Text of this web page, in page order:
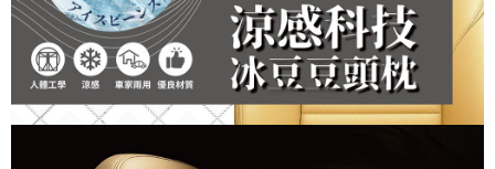
５．嚴禁一人註冊多個帳號或使用他人資訊註冊。若發現惡意使用之情形，
恩沛科技股份有限公司將有權停止該用戶之使用額度並採取法律行動。